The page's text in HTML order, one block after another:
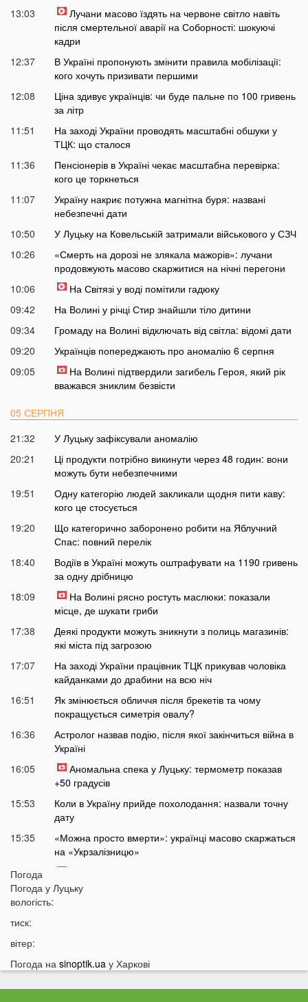
13:03
Лучани масово їздять на червоне світло навіть
після смертельної аварії на Соборності: шокуючі
кадри
12:37
В Україні пропонують змінити правила мобілізації:
кого хочуть призивати першими
12:08
Ціна здивує українців: чи буде пальне по 100 гривень
за літр
11:51
На заході України проводять масштабні обшуки у
ТЦК: що сталося
11:36
Пенсіонерів в Україні чекає масштабна перевірка:
кого це торкнеться
11:07
Україну накриє потужна магнітна буря: названі
небезпечні дати
10:50
У Луцьку на Ковельській затримали військового у СЗЧ
10:26
«Смерть на дорозі не злякала мажорів»: лучани
продовжують масово скаржитися на нічні перегони
10:06
На Світязі у воді помітили гадюку
09:42
На Волині у річці Стир знайшли тіло дитини
09:34
Громаду на Волині відключать від світла: відомі дати
09:20
Українців попереджають про аномалію 6 серпня
09:05
На Волині підтвердили загибель Героя, який рік
вважався зниклим безвісти
05 СЕРПНЯ
21:32
У Луцьку зафіксували аномалію
20:21
Ці продукти потрібно викинути через 48 годин: вони
можуть бути небезпечними
19:51
Одну категорію людей закликали щодня пити каву:
кого це стосується
19:20
Що категорично заборонено робити на Яблучний
Спас: повний перелік
18:40
Водіїв в Україні можуть оштрафувати на 1190 гривень
за одну дрібницю
18:09
На Волині рясно ростуть маслюки: показали
місце, де шукати гриби
17:38
Деякі продукти можуть зникнути з полиць магазинів:
які міста під загрозою
17:07
На заході України працівник ТЦК прикував чоловіка
кайданками до драбини на всю ніч
16:51
Як змінюється обличчя після брекетів та чому
покращується симетрія овалу?
16:36
Астролог назвав подію, після якої закінчиться війна в
Україні
16:05
Аномальна спека у Луцьку: термометр показав
+50 градусів
15:53
Коли в Україну прийде похолодання: назвали точну
дату
15:35
«Можна просто вмерти»: українці масово скаржаться
на «Укрзалізницю»
15:14
пішохідному переході: спалахнув новий скандал
14:46
14:30
14:15
«Не зупинився перед кортежем»: на Волині
спалахнув скандал через водія автобуса
Погода
Погода у Луцьку
вологість:
тиск:
вітер:
Погода на sinoptik.ua у Харкові